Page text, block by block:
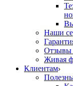
Наши
Отзывы
Живая
Клиентам